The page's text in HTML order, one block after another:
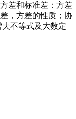
差和标准差：方差
，方差的性质；协
不等式及大数定